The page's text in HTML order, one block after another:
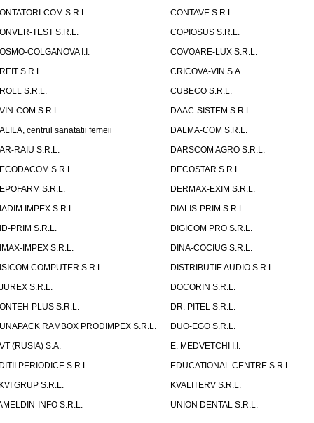
COM S.R.L.
CONTAVE S.R.L.
TEST S.R.L.
COPIOSUS S.R.L.
COLGANOVA I.I.
COVOARE-LUX S.R.L.
S.R.L.
CRICOVA-VIN S.A.
S.R.L.
CUBECO S.R.L.
COM S.R.L.
DAAC-SISTEM S.R.L.
centrul sanatatii femeii
DALMA-COM S.R.L.
RAIU S.R.L.
DARSCOM AGRO S.R.L.
S.R.L.
DECOSTAR S.R.L.
S.R.L.
DERMAX-EXIM S.R.L.
IMPEX S.R.L.
DIALIS-PRIM S.R.L.
PRIM S.R.L.
DIGICOM PRO S.R.L.
IMPEX S.R.L.
DINA-COCIUG S.R.L.
COMPUTER S.R.L.
DISTRIBUTIE AUDIO S.R.L.
S.R.L.
DOCORIN S.R.L.
PLUS S.R.L.
DR. PITEL S.R.L.
RAMBOX PRODIMPEX S.R.L.
DUO-EGO S.R.L.
(RUSIA) S.A.
E. MEDVETCHI I.I.
PERIODICE S.R.L.
EDUCATIONAL CENTRE S.R.L.
GRUP S.R.L.
KVALITERV S.R.L.
INFO S.R.L.
UNION DENTAL S.R.L.